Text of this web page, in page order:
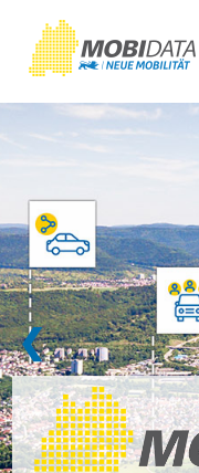
❮